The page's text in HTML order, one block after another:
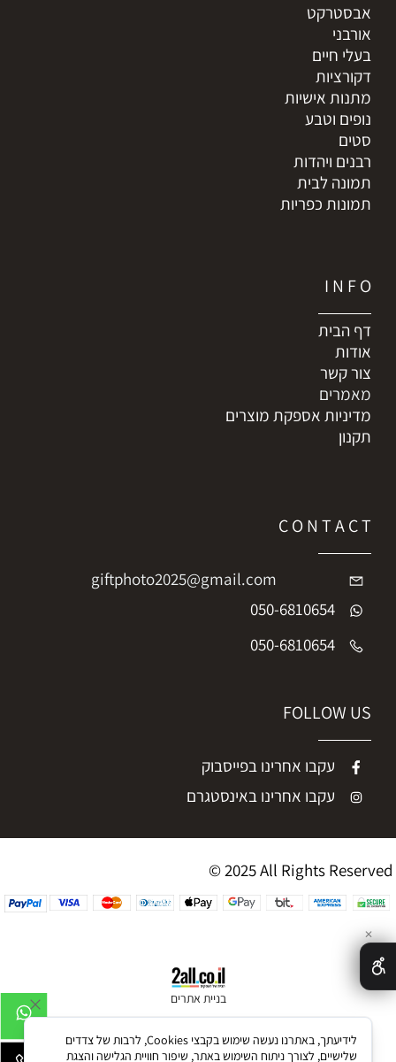
אבסטרקט
אורבני
בעלי חיים
דקורציות
מתנות אישיות
נופים וטבע
סטים
רבנים ויהדות
תמונה לבית
תמונות כפריות
I N F O
דף הבית
אודות
צור קשר
מאמרים
מדיניות אספקת מוצרים
תקנון
C O N T A C T
giftphoto2025@gmail.com
050-6810654
050-6810654
FOLLOW US
עקבו אחרינו בפייסבוק
עקבו אחרינו באינסטגרם
© 2025 All Rights Reserved
בניית אתרים
✕
לידיעתך, באתרנו נעשה שימוש בקבצי Cookies, לרבות של צדדים
שלישיים, לצורך ניתוח השימוש באתר, שיפור חוויית הגלישה והצגת